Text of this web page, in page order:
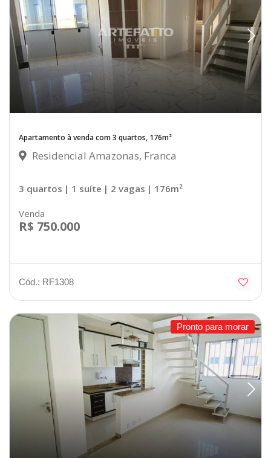
Apartamento à venda com 3 quartos, 176m²
Residencial Amazonas, Franca
3 quartos | 1 suíte | 2 vagas | 176m²
Venda
R$ 750.000
Cód.: RF1308
Pronto para morar